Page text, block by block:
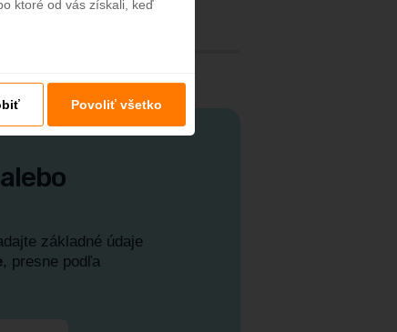
základné údaje
, presne podľa
ktoré od vás získali, keď
Povoliť všetko